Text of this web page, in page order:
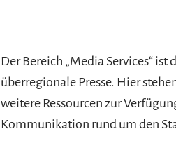
Der Bereich „Media Services“
überregionale Presse. Hier
weitere Ressourcen zur
Kommunikation rund um den